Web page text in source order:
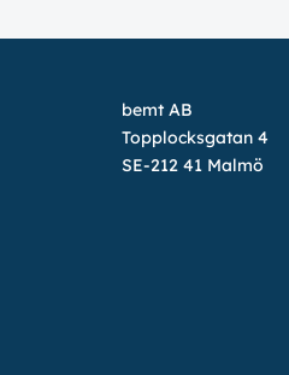
bemt AB
Topplocksgatan 4
SE-212 41 Malmö